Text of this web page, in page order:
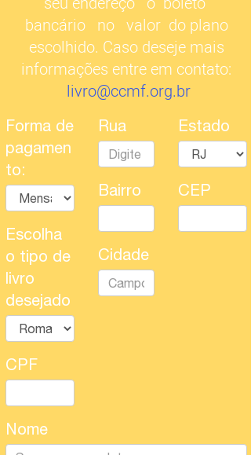
bancário no valor do plano
escolhido. Caso deseje mais
informações entre em contato:
livro@ccmf.org.br
Forma de
pagamen
to:
Escolha
o tipo de
livro
desejado
CPF
Rua
Bairro
Cidade
Estado
CEP
Nome